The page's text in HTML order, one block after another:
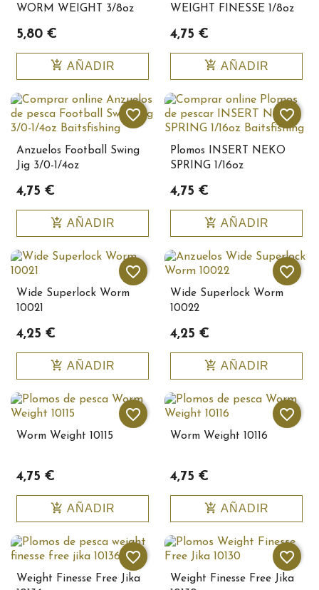
WORM WEIGHT 3/8oz
5,80 €
add_shopping_cart AÑADIR
WEIGHT FINESSE 1/8oz
4,75 €
add_shopping_cart AÑADIR
Anzuelos Football Swing
Jig 3/0-1/4oz
4,75 €
add_shopping_cart AÑADIR
favorite_border
Plomos INSERT NEKO
SPRING 1/16oz
4,75 €
add_shopping_cart AÑADIR
favorite_border
Wide Superlock Worm
10021
4,25 €
add_shopping_cart AÑADIR
favorite_border
Wide Superlock Worm
10022
4,25 €
add_shopping_cart AÑADIR
favorite_border
Worm Weight 10115
4,75 €
add_shopping_cart AÑADIR
favorite_border
Worm Weight 10116
4,75 €
add_shopping_cart AÑADIR
favorite_border
Weight Finesse Free Jika
favorite_border
Weight Finesse Free Jika
favorite_border